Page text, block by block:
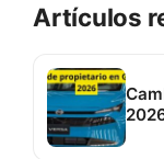
Artículos